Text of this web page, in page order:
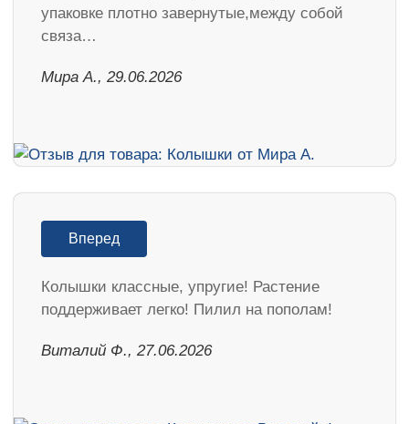
упаковке плотно завернутые,между собой
связа…
Мира А., 29.06.2026
Вперед
Колышки классные, упругие! Растение
поддерживает легко! Пилил на пополам!
Виталий Ф., 27.06.2026